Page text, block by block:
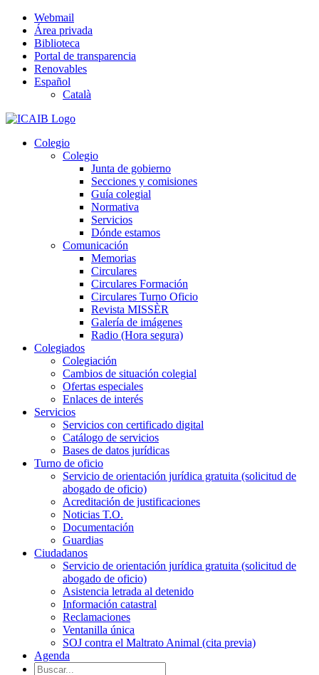
Saltar
contenido
Webmail
Área privada
Biblioteca
Portal de transparencia
Renovables
Español
Català
Colegio
Colegio
Junta de gobierno
Secciones y comisiones
Guía colegial
Normativa
Servicios
Dónde estamos
Comunicación
Memorias
Circulares
Circulares Formación
Circulares Turno Oficio
Revista MISSÈR
Galería de imágenes
Radio (Hora segura)
Colegiados
Colegiación
Cambios de situación colegial
Ofertas especiales
Enlaces de interés
Servicios
Servicios con certificado digital
Catálogo de servicios
Bases de datos jurídicas
Turno de oficio
Servicio de orientación jurídica gratuita (solicitud de
abogado de oficio)
Acreditación de justificaciones
Noticias T.O.
Documentación
Guardias
Ciudadanos
Servicio de orientación jurídica gratuita (solicitud de
abogado de oficio)
Asistencia letrada al detenido
Información catastral
Reclamaciones
Ventanilla única
SOJ contra el Maltrato Animal (cita previa)
Agenda
Buscar: